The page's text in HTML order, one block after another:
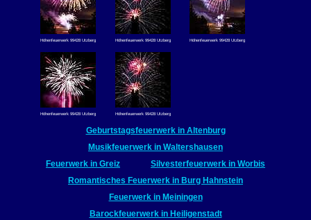
Höhenfeuerwerk 99428 Utzberg Höhenfeuerwerk 99428 Utzberg Höhenfeuerwerk 99428 Utzberg
Höhenfeuerwerk 99428 Utzberg Höhenfeuerwerk 99428 Utzberg
Geburtstagsfeuerwerk in Altenburg
Musikfeuerwerk in Waltershausen
Feuerwerk in Greiz
Silvesterfeuerwerk in Worbis
Romantisches Feuerwerk in Burg Hahnstein
Feuerwerk in Meiningen
Barockfeuerwerk in Heiligenstadt